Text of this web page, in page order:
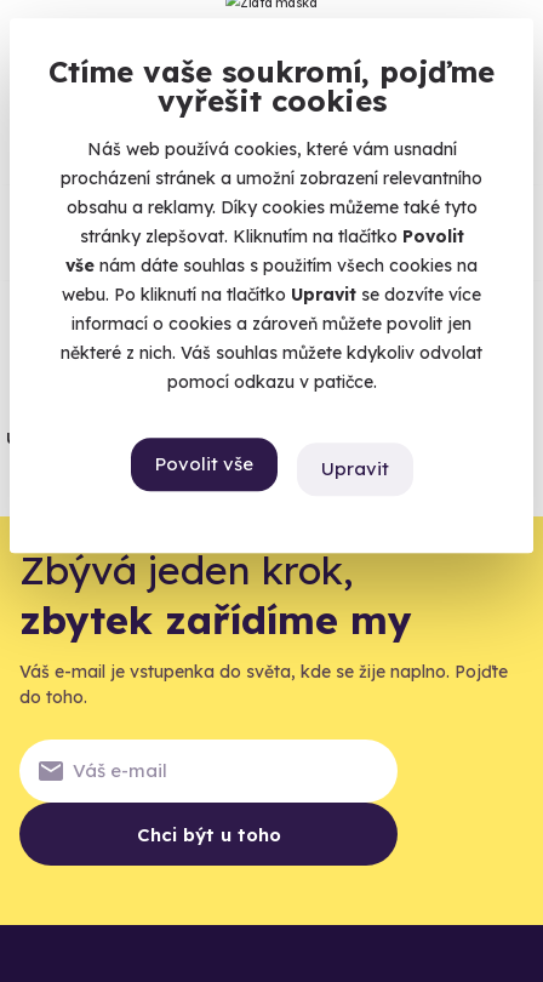
Ctíme vaše soukromí, pojďme
vyřešit cookies
Náš web používá cookies, které vám usnadní
procházení stránek a umožní zobrazení relevantního
obsahu a reklamy. Díky cookies můžeme také tyto
stránky zlepšovat. Kliknutím na tlačítko Povolit
vše nám dáte souhlas s použitím všech cookies na
webu. Po kliknutí na tlačítko Upravit se dozvíte více
informací o cookies a zároveň můžete povolit jen
některé z nich. Váš souhlas můžete kdykoliv odvolat
pomocí odkazu v patičce.
Povolit vše Upravit
Na heureka.cz máme
96% spokojenost zákazníků.
Co si o nás myslí
Zobraz ohlasy
Vše umíme pojistit
úrazové pojištění z nabídky zážitkových
agentur.
Zbývá jeden krok,
zbytek zařídíme my
Váš e-mail je vstupenka do světa, kde se žije naplno. Pojďte
do toho.
Chci být u toho